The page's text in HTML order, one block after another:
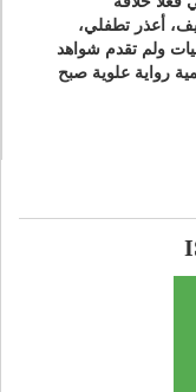
أعذر تطفلي،
ولم تقدم شواهد
رواية علوية صبح